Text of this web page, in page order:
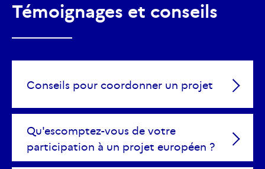
Témoignages et conseils
Conseils pour coordonner un projet
Qu'escomptez-vous de votre
participation à un projet européen ?